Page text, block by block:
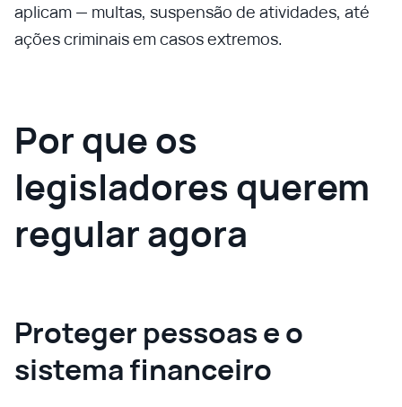
aplicam — multas, suspensão de atividades, até
ações criminais em casos extremos.
Por que os
legisladores querem
regular agora
Proteger pessoas e o
sistema financeiro